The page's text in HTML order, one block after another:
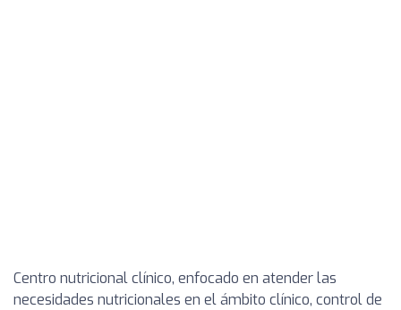
Centro nutricional clínico, enfocado en atender las
necesidades nutricionales en el ámbito clínico, control de